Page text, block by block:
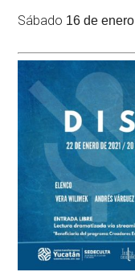
Sábado 16 de enero